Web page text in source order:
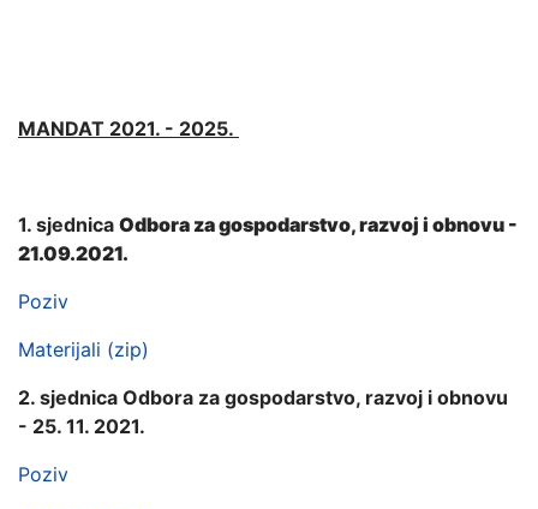
MANDAT 2021. - 2025.
1. sjednica Odbora za gospodarstvo, razvoj i obnovu -
21.09.2021.
Poziv
Materijali (zip)
2. sjednica Odbora za gospodarstvo, razvoj i obnovu
- 25. 11. 2021.
Poziv